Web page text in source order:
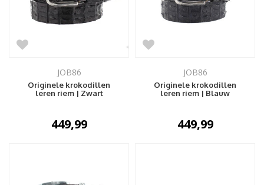
JOB86
Originele krokodillen
leren riem | Zwart
449,99
JOB86
Originele krokodillen
leren riem | Blauw
449,99